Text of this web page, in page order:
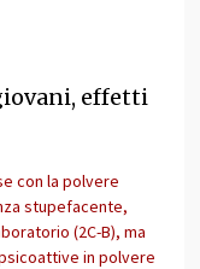
effetti
con la polvere
stupefacente,
(2C-B), ma
in polvere